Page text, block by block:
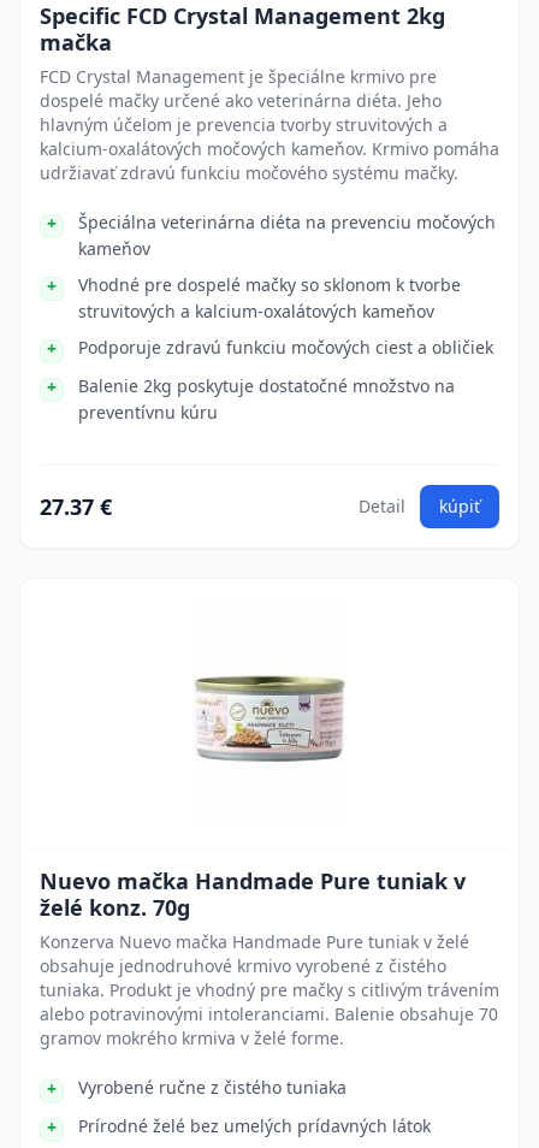
Specific FCD Crystal Management 2kg
mačka
FCD Crystal Management je špeciálne krmivo pre
dospelé mačky určené ako veterinárna diéta. Jeho
hlavným účelom je prevencia tvorby struvitových a
kalcium-oxalátových močových kameňov. Krmivo pomáha
udržiavať zdravú funkciu močového systému mačky.
Špeciálna veterinárna diéta na prevenciu močových
kameňov
Vhodné pre dospelé mačky so sklonom k tvorbe
struvitových a kalcium-oxalátových kameňov
Podporuje zdravú funkciu močových ciest a obličiek
Balenie 2kg poskytuje dostatočné množstvo na
preventívnu kúru
27.37 € Detail kúpiť
Nuevo mačka Handmade Pure tuniak v
želé konz. 70g
Konzerva Nuevo mačka Handmade Pure tuniak v želé
obsahuje jednodruhové krmivo vyrobené z čistého
tuniaka. Produkt je vhodný pre mačky s citlivým trávením
alebo potravinovými intoleranciami. Balenie obsahuje 70
gramov mokrého krmiva v želé forme.
Vyrobené ručne z čistého tuniaka
Prírodné želé bez umelých prídavných látok